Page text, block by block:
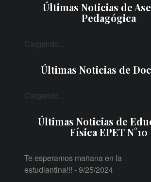
Últimas Noticias de
Pedagógica
Cargando...
Últimas Noticias de
Cargando...
Últimas Noticias de
Física EPET N°10
Te esperamos mañana en la
estudiantina!!! - 9/25/2024